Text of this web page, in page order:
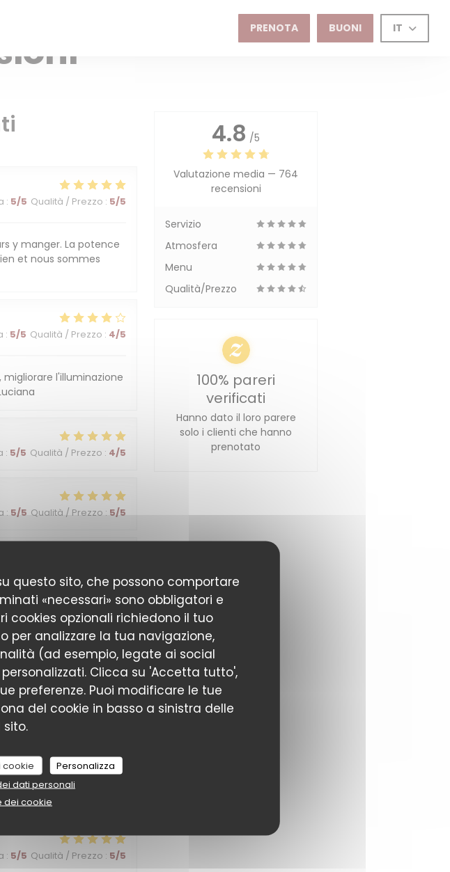
questo sito, che possono comportare
«necessari» sono obbligatori e
cookies opzionali richiedono il tuo
per analizzare la tua navigazione,
(ad esempio, legate ai social
Clicca su 'Accetta tutto',
preferenze. Puoi modificare le tue
del cookie in basso a sinistra delle
cookie
Personalizza
dati personali
dei cookie
PRENOTA BUONI IT
: 5/5 Qualità / Prezzo : 5/5
y manger. La potence
et nous sommes
: 5/5 Qualità / Prezzo : 4/5
l'illuminazione
: 5/5 Qualità / Prezzo : 4/5
: 5/5 Qualità / Prezzo : 5/5
: 5/5 Qualità / Prezzo:5/5
!
/5 Qualità / Prezzo
: 5/5 Qualità / Prezzo : 5/5
4.8 /5
Valutazione media — 764
recensioni
Servizio
Atmosfera
Menu
Qualità/Prezzo
100% pareri
verificati
Hanno dato il loro parere
solo i clienti che hanno
prenotato